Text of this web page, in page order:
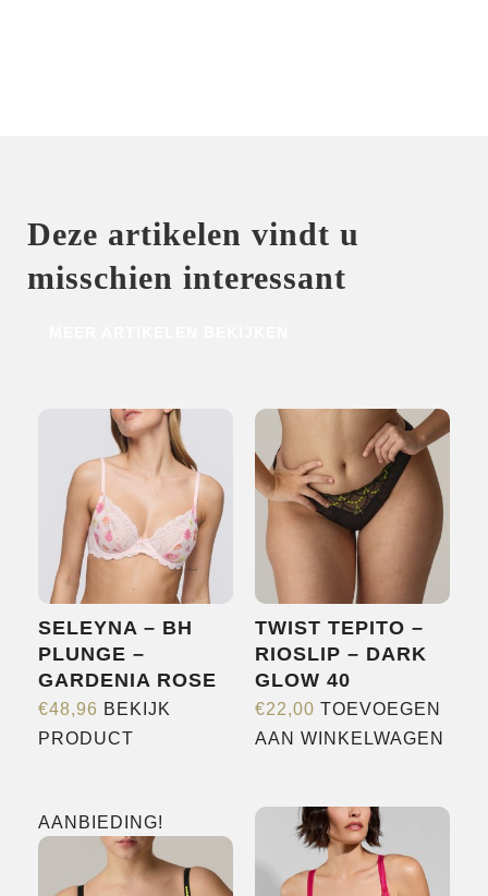
OVER ONS
MERKEN
NIEUWS
CONTACT
Deze artikelen vindt u
misschien interessant
SELEYNA – BH
PLUNGE –
GARDENIA ROSE
€48,96 BEKIJK
PRODUCT
meerdere
variaties.
Deze
TWIST TEPITO –
RIOSLIP – DARK
GLOW 40
€22,00 TOEVOEGEN
AAN WINKELWAGEN
AANBIEDING!